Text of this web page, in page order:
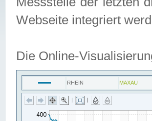
Webseite integriert
Die Online-